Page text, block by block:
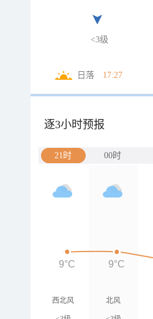
<3级
日落 17:27
逐3小时预报
21时 00时
西北风 北风
9°C 9°C